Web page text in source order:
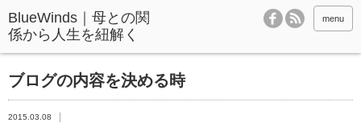
BlueWinds｜母との関
係から人生を紐解く
menu
ブログの内容を決める時
2015.03.08